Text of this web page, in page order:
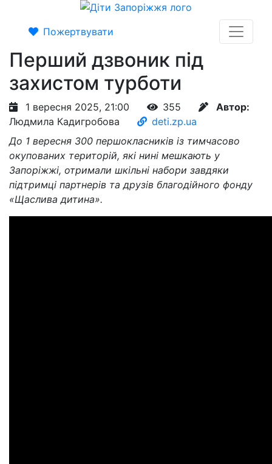
Пожертвувати
Перший дзвоник під
захистом турботи
1 вересня 2025, 21:00 355
Автор:
Людмила Кадигробова
deti.zp.ua
До 1 вересня 300 першокласників із тимчасово
окупованих територій, які нині мешкають у
Запоріжжі, отримали шкільні набори завдяки
підтримці партнерів та друзів благодійного фонду
«Щаслива дитина».